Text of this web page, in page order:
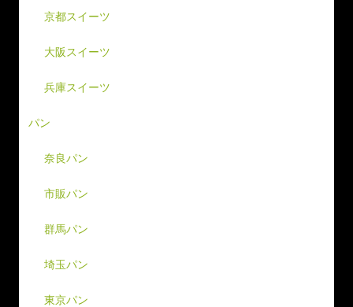
京都スイーツ
大阪スイーツ
兵庫スイーツ
パン
奈良パン
市販パン
群馬パン
埼玉パン
東京パン